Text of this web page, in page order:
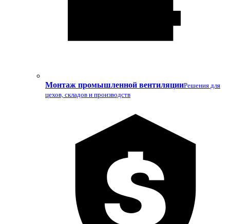
Монтаж промышленной вентиляцииРешения для
цехов, складов и производств